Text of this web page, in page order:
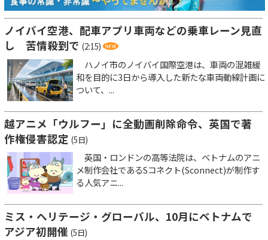
ノイバイ空港、配車アプリ車両などの乗車レーン見直
し 苦情殺到で (2:15)
ハノイ市のノイバイ国際空港は、車両の混雑緩
和を目的に3日から導入した新たな車両動線計画に
ついて、...
越アニメ「ウルフー」に全動画削除命令、英国で著
作権侵害認定 (5日)
英国・ロンドンの高等法院は、ベトナムのアニ
メ制作会社であるSコネクト(Sconnect)が制作す
る人気アニ...
ミス・ヘリテージ・グローバル、10月にベトナムで
アジア初開催 (5日)